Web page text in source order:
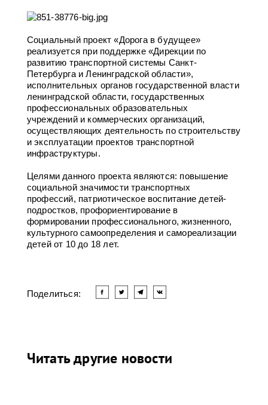
Социальный проект «Дорога в будущее»
реализуется при поддержке «Дирекции по
развитию транспортной системы Санкт-
Петербурга и Ленинградской области»,
исполнительных органов государственной власти
ленинградской области, государственных
профессиональных образовательных
учреждений и коммерческих организаций,
осуществляющих деятельность по строительству
и эксплуатации проектов транспортной
инфраструктуры.
Целями данного проекта являются: повышение
социальной значимости транспортных
профессий, патриотическое воспитание детей-
подростков, профориентирование в
формировании профессионального, жизненного,
культурного самоопределения и самореализации
детей от 10 до 18 лет.
Поделиться:
Читать другие новости